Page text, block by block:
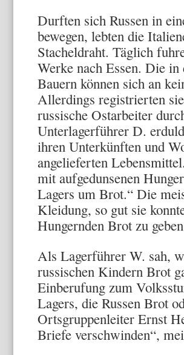
Durften sich Russen in
bewegen, lebten die
Stacheldraht. Täglich
Werke nach Essen. Die
Bauern können sich an
Allerdings regi­strierten
russische Ostarbeiter
Unterlagerführer D.
ihren Unterkünften und
angelieferten
mit aufgedunsenen
Lagers um Brot.“ Die
Kleidung, so gut sie
Hungernden Brot zu
Als Lagerführer W. sah,
russischen Kindern Brot
Einberufung zum
Lagers, die Russen Brot
Ortsgruppenleiter Ernst
Briefe verschwinden“,